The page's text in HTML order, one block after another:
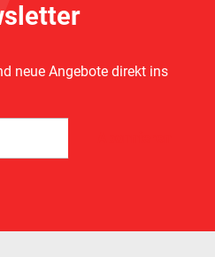
neue Angebote direkt ins